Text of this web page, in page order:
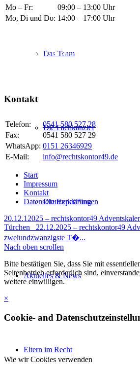
Das Team
Die Fachkanzlei
Die Expert*innen
Aktuelles & News
Eltern im Recht
Mo – Fr:
09:00 – 13:00 Uhr
Mo, Di und Do: 14:00 – 17:00 Uhr
Rund um die Uhr sind wir per
Kontakt
Telefon:
0541 580 527 28
Fax:
0541 580 527 29
WhatsApp: 0151 26346929
E-Mail:
info@rechtskontor49.de
Start
Impressum
Kontakt
Datenschutzerklärung
20.12.12025 – rechtskontor49
Türchen
22.12.2025 – rechtskontor49
zweiundzwanzigste T�...
Nach oben scrollen
Bitte bestätigen Sie, dass Sie mit
Seitenbetrieb erforderlich sind,
weitere einwilligen.
×
Cookie- and
Wie wir Cookies verwenden